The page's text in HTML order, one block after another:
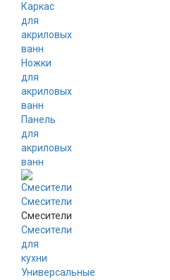
Каркас
для
акриловых
ванн
Ножки
для
акриловых
ванн
Панель
для
акриловых
ванн
Смесители
Смесители
Смесители
для
кухни
Универсальные